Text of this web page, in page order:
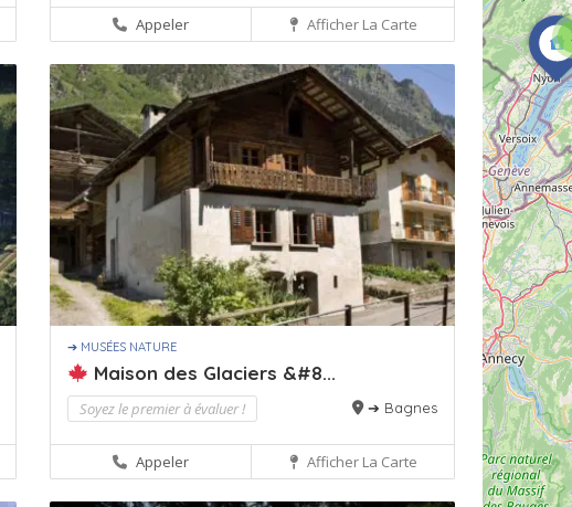
Appeler Afficher La Carte
➔ MUSÉES NATURE
Maison des Glaciers &#8...
Soyez le premier à évaluer ! ➔ Bagnes
Appeler Afficher La Carte